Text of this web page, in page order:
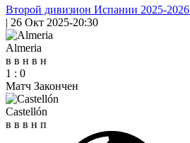
Второй дивизион Испании 2025-2026
| 26 Окт 2025-20:30
Almeria
в в н в н
1 : 0
Матч Закончен
Castellón
в в в н п